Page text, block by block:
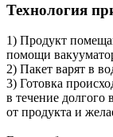
Технология
1) Продукт
помощи
2) Пакет варят в
3) Готовка
в течение
от продукта и